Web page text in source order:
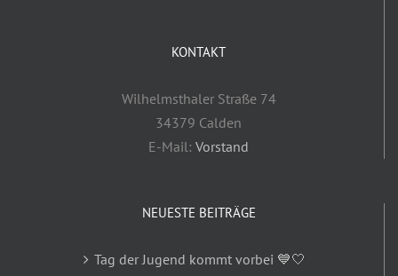
KONTAKT
Wilhelmsthaler Straße 74
34379 Calden
E-Mail: Vorstand
NEUESTE BEITRÄGE
Tag der Jugend kommt vorbei 💙🤍